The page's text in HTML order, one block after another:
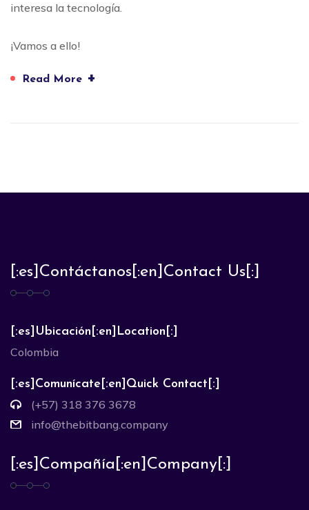
interesa la tecnología.
¡Vamos a ello!
Read More +
[:es]Contáctanos[:en]Contact Us[:]
[:es]Ubicación[:en]Location[:]
Colombia
[:es]Comunícate[:en]Quick Contact[:]
(+57) 318 376 3678
info@thebitbang.company
[:es]Compañía[:en]Company[:]